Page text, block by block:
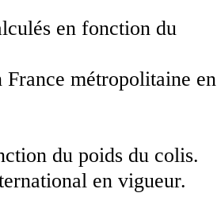
en fonction du
métropolitaine en
du poids du colis.
en vigueur.